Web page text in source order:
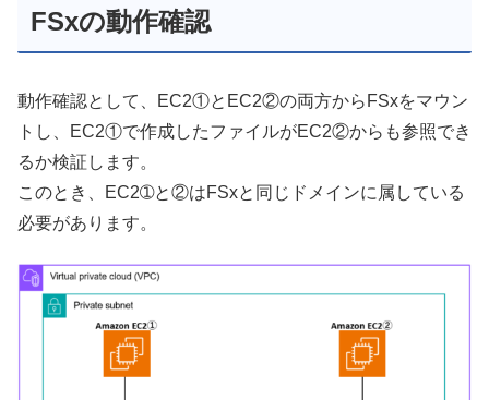
FSxの動作確認
動作確認として、EC2①とEC2②の両方からFSxをマウン
トし、EC2①で作成したファイルがEC2②からも参照でき
るか検証します。
このとき、EC2➀と②はFSxと同じドメインに属している
必要があります。